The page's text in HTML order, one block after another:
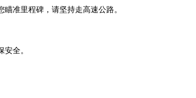
准里程碑，请坚持走高速公路。
全。